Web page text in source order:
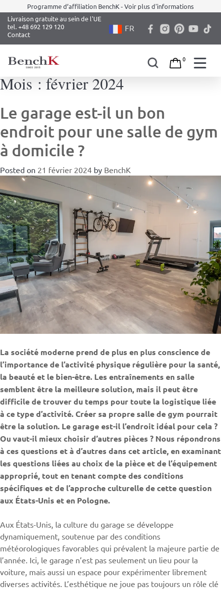
Skip
to
Programme d’affiliation BenchK - Voir plus d'informations
Livraison gratuite au sein de l'UE
tel. +48 692 129 120
Contact
FR
0
Mois : février 2024
Le garage est-il un bon
endroit pour une salle de gym
à domicile ?
Posted on 21 février 2024 by BenchK
La société moderne prend de plus en plus conscience de
l’importance de l’activité physique régulière pour la santé,
la beauté et le bien-être. Les entraînements en salle
semblent être la meilleure solution, mais il peut être
difficile de trouver du temps pour toute la logistique liée
à ce type d’activité. Créer sa propre salle de gym pourrait
être la solution. Le garage est-il l’endroit idéal pour cela ?
Ou vaut-il mieux choisir d’autres pièces ? Nous répondrons
à ces questions et à d’autres dans cet article, en examinant
les questions liées au choix de la pièce et de l’équipement
approprié, tout en tenant compte des conditions
spécifiques et de l’approche culturelle de cette question
aux États-Unis et en Pologne.
Aux États-Unis, la culture du garage se développe
dynamiquement, soutenue par des conditions
météorologiques favorables qui prévalent la majeure partie de
l’année. Ici, le garage n’est pas seulement un lieu pour la
voiture, mais aussi un espace pour expérimenter librement
diverses activités. L’esthétique ne joue pas toujours un rôle clé